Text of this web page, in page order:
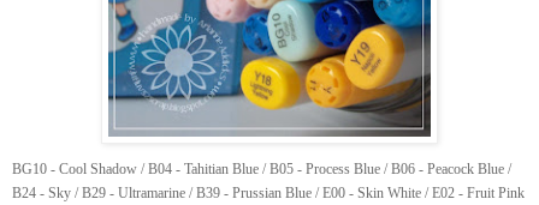
BG10 - Cool Shadow / B04 - Tahitian Blue / B05 - Process Blue / B06 - Peacock Blue /
B24 - Sky / B29 - Ultramarine / B39 - Prussian Blue / E00 - Skin White / E02 - Fruit Pink